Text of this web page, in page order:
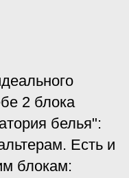
2 блока
белья":
Есть и
блокам: